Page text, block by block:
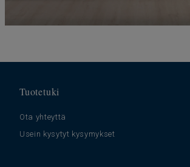
Tuotetuki
Ota yhteyttä
Usein kysytyt kysymykset